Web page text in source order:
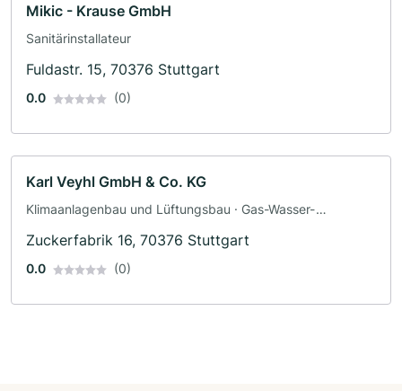
Mikic - Krause GmbH
Sanitärinstallateur
Fuldastr. 15, 70376 Stuttgart
0.0 (0)
Karl Veyhl GmbH & Co. KG
Klimaanlagenbau und Lüftungsbau · Gas-Wasser-
Zuckerfabrik 16, 70376 Stuttgart
0.0 (0)